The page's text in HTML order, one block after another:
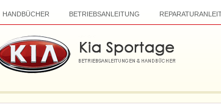
HANDBÜCHER BETRIEBSANLEITUNG